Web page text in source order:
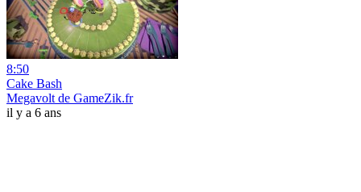
8:50
Cake Bash
Megavolt de GameZik.fr
il y a 6 ans